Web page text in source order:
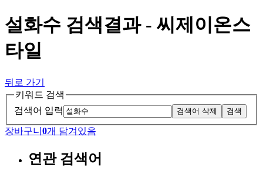
설화수 검색결과 - 씨제이온스
타일
뒤로 가기
키워드 검색
검색어 입력
검색어 삭제 검색
장바구니 0개 담겨있음
연관 검색어